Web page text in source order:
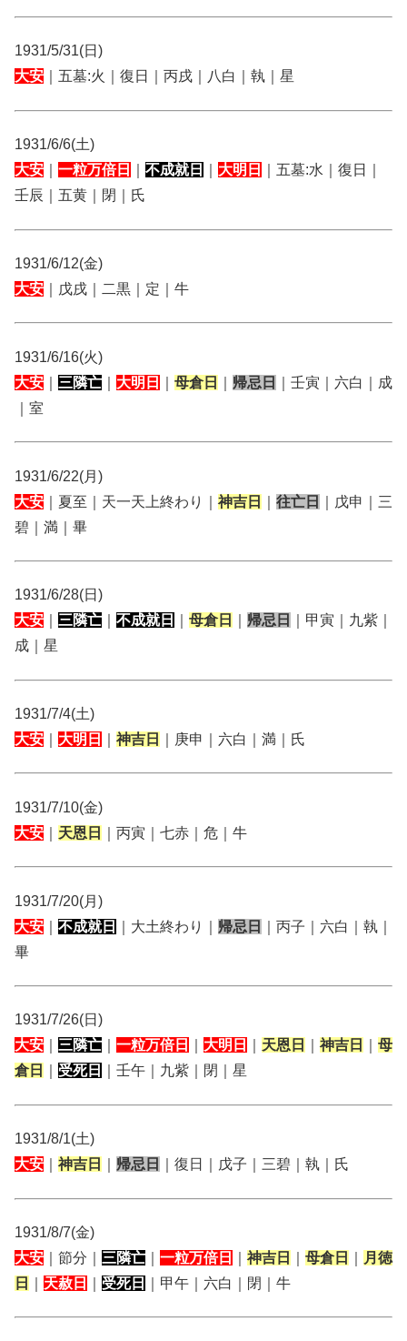
1931/5/31(日)
大安 ｜五墓:火｜復日｜丙戌｜八白｜執｜星
1931/6/6(土)
大安
一粒万倍日 不成就日 大明日
｜五墓:水｜復日｜
壬辰｜五黄｜閉｜氏
1931/6/12(金)
大安 ｜戊戌｜二黒｜定｜牛
1931/6/16(火)
大安
三隣亡 大明日 母倉日 帰忌日
｜壬寅｜六白｜成
｜室
1931/6/22(月)
大安 ｜夏至｜天一天上終わり｜ 神吉日 往亡日
｜戊申｜三
碧｜満｜畢
1931/6/28(日)
大安
三隣亡 不成就日 母倉日 帰忌日
｜甲寅｜九紫｜
成｜星
1931/7/4(土)
大安
大明日 神吉日 ｜庚申｜六白｜満｜氏
1931/7/10(金)
大安
天恩日 ｜丙寅｜七赤｜危｜牛
1931/7/20(月)
大安
不成就日 ｜大土終わり｜ 帰忌日
｜丙子｜六白｜執｜
畢
1931/7/26(日)
大安
三隣亡 一粒万倍日 大明日 天恩日 神吉日
母
倉日
受死日 ｜壬午｜九紫｜閉｜星
1931/8/1(土)
大安
神吉日 帰忌日 ｜復日｜戊子｜三碧｜執｜氏
1931/8/7(金)
大安 ｜節分｜ 三隣亡 一粒万倍日 神吉日 母倉日
月徳
日
天赦日 受死日 ｜甲午｜六白｜閉｜牛